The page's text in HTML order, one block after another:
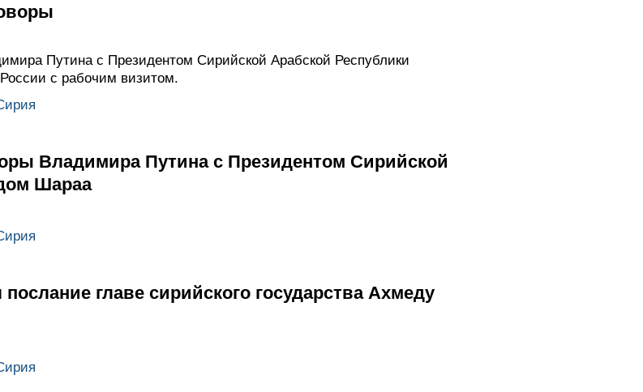
Путина с Президентом Сирийской Арабской Республики
с рабочим визитом.
Владимира Путина с Президентом Сирийской
Шараа
главе сирийского государства Ахмеду